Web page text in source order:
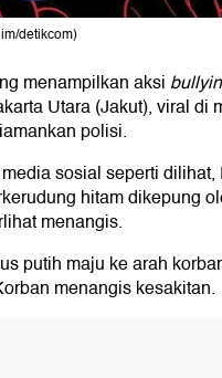
detikcom)
menampilkan aksi
Utara (Jakut), viral di
polisi.
sosial seperti dilihat,
hitam dikepung
menangis.
putih maju ke arah
menangis kesakitan.